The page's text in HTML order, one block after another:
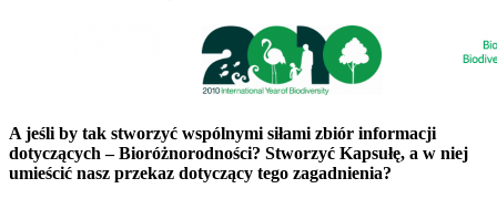
A jeśli by tak stworzyć wspólnymi siłami zbiór informacji
dotyczących – Bioróżnorodności? Stworzyć Kapsułę, a w niej
umieścić nasz przekaz dotyczący tego zagadnienia?